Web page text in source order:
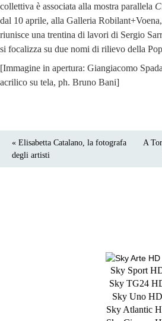
collettiva è associata alla mostra parallela
dal 10 aprile, alla Galleria
riunisce una trentina di lavori di Sergio
si focalizza su due nomi di rilievo della
[Immagine in apertura: Giangiacomo
acrilico su tela, ph. Bruno Bani]
« Elisabetta Catalano, la fotografa
degli artisti
A
Sky Sport
Sky TG24
Sky Uno HD
Sky Atlantic